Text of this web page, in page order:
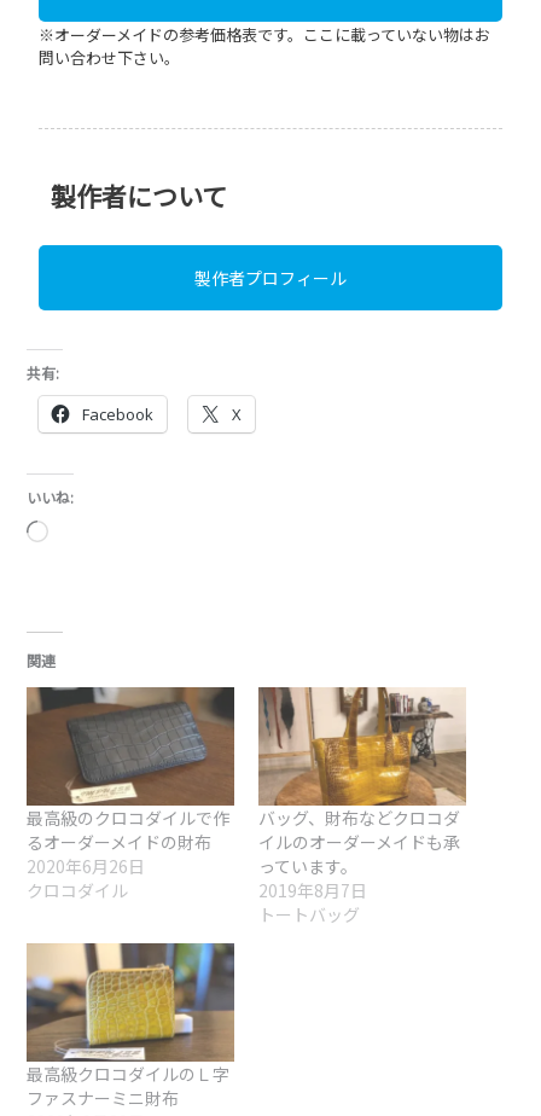
共有:
読
込
最高級のクロコダイルで作
るオーダーメイドの財布
2020年6月26日
最高級クロコダイルのＬ字
ファスナーミニ財布
2020年9月29日
クロコダイル